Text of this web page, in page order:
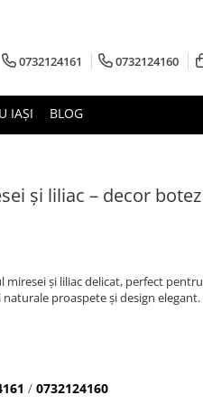
0732124161 0732124160
IAȘI BLOG
și liliac – decor botez
și liliac delicat, perfect pentru
proaspete și design elegant.
/ 0732124160